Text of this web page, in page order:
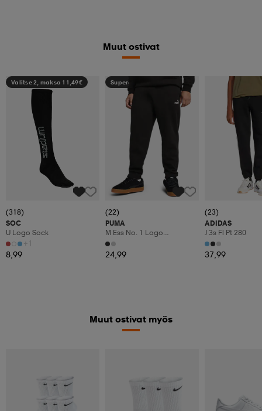
Muut ostivat
Valitse 2, maksa 11,49€
(318)
SOC
U Logo Sock
+1
8,99
Superdeal
(22)
PUMA
M Ess No. 1 Logo
Sweatpants Fl Op
24,99
(23)
ADIDAS
J 3s Fl Pt 280
37,99
Muut ostivat myös